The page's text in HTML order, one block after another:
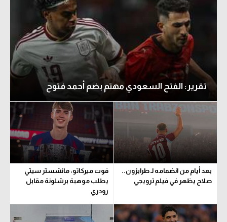
تقرير: الفتح السعودي مهتم بضم أحمد فتوح
بعد أيام من انضمامه لـ طرابزون..
صلاح يظهر في فيلم ترويجي
فوت ميركاتو: مانشستر سيتي
يطلب موهبة برشلونة مقابل
رودري